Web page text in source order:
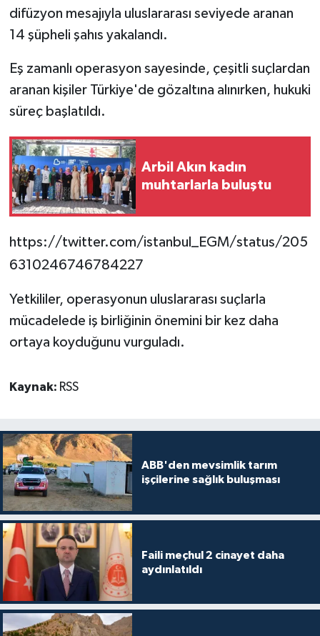
difüzyon mesajıyla uluslararası seviyede aranan
14 şüpheli şahıs yakalandı.
Eş zamanlı operasyon sayesinde, çeşitli suçlardan
aranan kişiler Türkiye'de gözaltına alınırken, hukuki
süreç başlatıldı.
Arbil Akın kadın
muhtarlarla buluştu
https://twitter.com/istanbul_EGM/status/205
6310246746784227
Yetkililer, operasyonun uluslararası suçlarla
mücadelede iş birliğinin önemini bir kez daha
ortaya koyduğunu vurguladı.
Kaynak: RSS
ABB'den mevsimlik tarım
işçilerine sağlık buluşması
Faili meçhul 2 cinayet daha
aydınlatıldı